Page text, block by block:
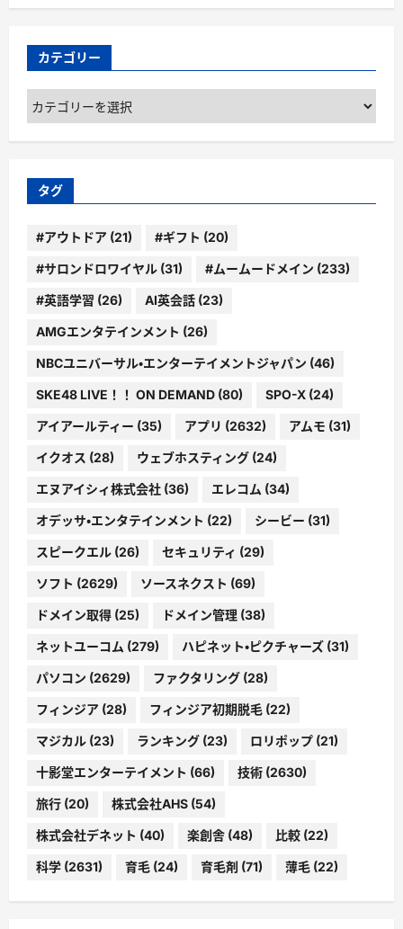
カテゴリー
カ
テ
ゴ
ー
タグ
#アウトドア (21) #ギフト (20)
#サロンドロワイヤル (31) #ムームードメイン (233)
#英語学習 (26) AI英会話 (23)
AMGエンタテインメント (26)
NBCユニバーサル・エンターテイメントジャパン (46)
SKE48 LIVE！！ ON DEMAND (80) SPO-X (24)
アイアールティー (35) アプリ (2632) アムモ (31)
イクオス (28) ウェブホスティング (24)
エヌアイシィ株式会社 (36) エレコム (34)
オデッサ・エンタテインメント (22) シービー (31)
スピークエル (26) セキュリティ (29)
ソフト (2629) ソースネクスト (69)
ドメイン取得 (25) ドメイン管理 (38)
ネットユーコム (279) ハピネット・ピクチャーズ (31)
パソコン (2629) ファクタリング (28)
フィンジア (28) フィンジア初期脱毛 (22)
マジカル (23) ランキング (23) ロリポップ (21)
十影堂エンターテイメント (66) 技術 (2630)
旅行 (20) 株式会社AHS (54)
株式会社デネット (40) 楽創舎 (48) 比較 (22)
科学 (2631) 育毛 (24) 育毛剤 (71) 薄毛 (22)